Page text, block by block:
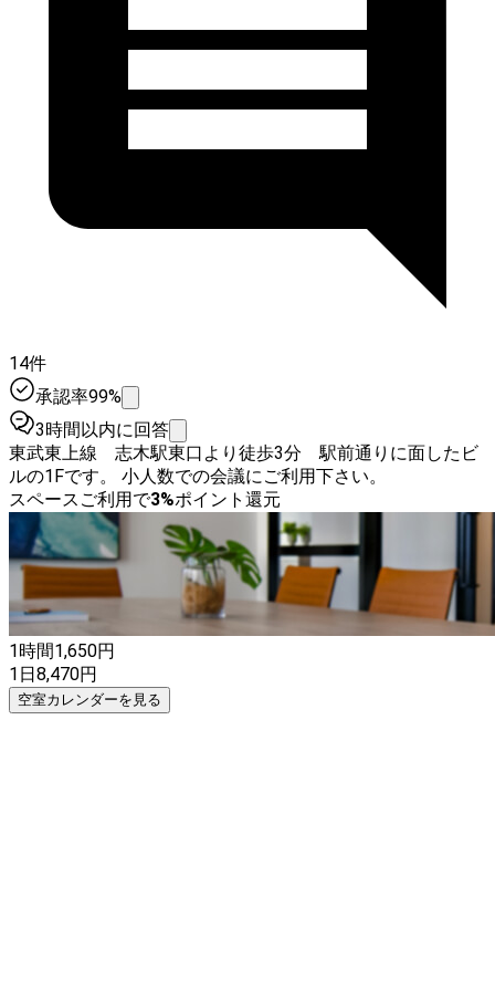
14件
承認率99%
3時間以内に回答
東武東上線 志木駅東口より徒歩3分 駅前通りに面したビ
ルの1Fです。 小人数での会議にご利用下さい。
スペースご利用で3%ポイント還元
1時間1,650円
1日8,470円
空室カレンダーを見る